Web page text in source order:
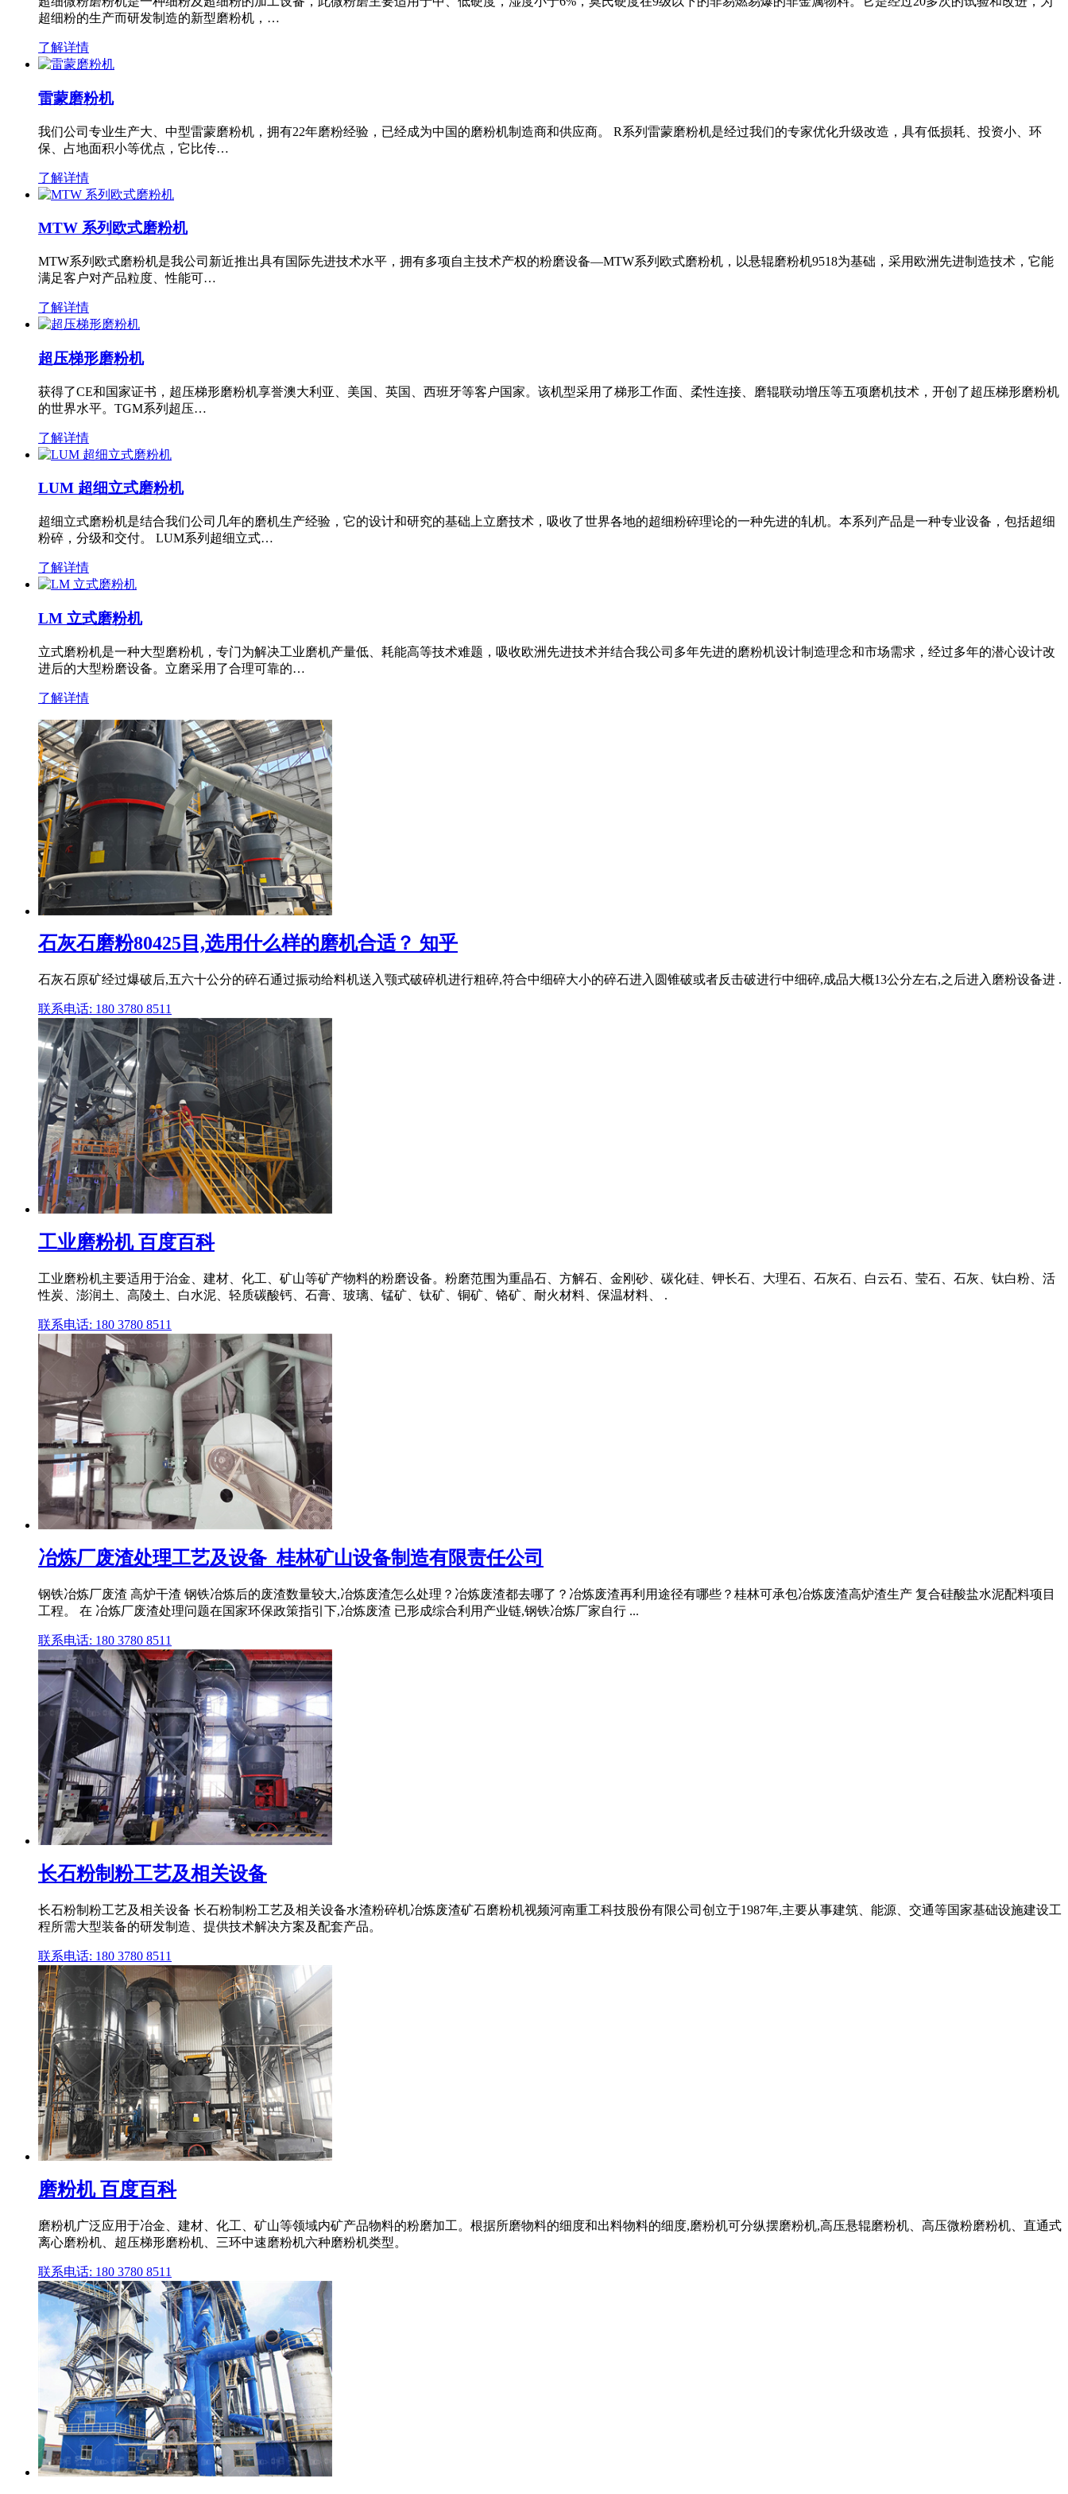
超细粉的生产而研发制造的新型磨粉机，…
了解详情
雷蒙磨粉机
我们公司专业生产大、中型雷蒙磨粉机，拥有22年磨粉经验，已经成为中国的磨粉机制造商和供应商。 R系列雷蒙磨粉机是经过我们的专家优化升级改造，具有低损耗、投资小、环
保、占地面积小等优点，它比传…
了解详情
MTW 系列欧式磨粉机
MTW系列欧式磨粉机是我公司新近推出具有国际先进技术水平，拥有多项自主技术产权的粉磨设备—MTW系列欧式磨粉机，以悬辊磨粉机9518为基础，采用欧洲先进制造技术，它能
满足客户对产品粒度、性能可…
了解详情
超压梯形磨粉机
获得了CE和国家证书，超压梯形磨粉机享誉澳大利亚、美国、英国、西班牙等客户国家。该机型采用了梯形工作面、柔性连接、磨辊联动增压等五项磨机技术，开创了超压梯形磨粉机
的世界水平。TGM系列超压…
了解详情
LUM 超细立式磨粉机
超细立式磨粉机是结合我们公司几年的磨机生产经验，它的设计和研究的基础上立磨技术，吸收了世界各地的超细粉碎理论的一种先进的轧机。本系列产品是一种专业设备，包括超细
粉碎，分级和交付。 LUM系列超细立式…
了解详情
LM 立式磨粉机
立式磨粉机是一种大型磨粉机，专门为解决工业磨机产量低、耗能高等技术难题，吸收欧洲先进技术并结合我公司多年先进的磨粉机设计制造理念和市场需求，经过多年的潜心设计改
进后的大型粉磨设备。立磨采用了合理可靠的…
了解详情
石灰石磨粉80425目,选用什么样的磨机合适？ 知乎
石灰石原矿经过爆破后,五六十公分的碎石通过振动给料机送入颚式破碎机进行粗碎,符合中细碎大小的碎石进入圆锥破或者反击破进行中细碎,成品大概13公分左右,之后进入磨粉设备进 .
联系电话: 180 3780 8511
工业磨粉机 百度百科
工业磨粉机主要适用于治金、建材、化工、矿山等矿产物料的粉磨设备。粉磨范围为重晶石、方解石、金刚砂、碳化硅、钾长石、大理石、石灰石、白云石、莹石、石灰、钛白粉、活
性炭、澎润土、高陵土、白水泥、轻质碳酸钙、石膏、玻璃、锰矿、钛矿、铜矿、铬矿、耐火材料、保温材料、 .
联系电话: 180 3780 8511
冶炼厂废渣处理工艺及设备_桂林矿山设备制造有限责任公司
钢铁冶炼厂废渣 高炉干渣 钢铁冶炼后的废渣数量较大,冶炼废渣怎么处理？冶炼废渣都去哪了？冶炼废渣再利用途径有哪些？桂林可承包冶炼废渣高炉渣生产 复合硅酸盐水泥配料项目
工程。 在 冶炼厂废渣处理问题在国家环保政策指引下,冶炼废渣 已形成综合利用产业链,钢铁冶炼厂家自行 ...
联系电话: 180 3780 8511
长石粉制粉工艺及相关设备
长石粉制粉工艺及相关设备 长石粉制粉工艺及相关设备水渣粉碎机冶炼废渣矿石磨粉机视频河南重工科技股份有限公司创立于1987年,主要从事建筑、能源、交通等国家基础设施建设工
程所需大型装备的研发制造、提供技术解决方案及配套产品。
联系电话: 180 3780 8511
磨粉机 百度百科
磨粉机广泛应用于冶金、建材、化工、矿山等领域内矿产品物料的粉磨加工。根据所磨物料的细度和出料物料的细度,磨粉机可分纵摆磨粉机,高压悬辊磨粉机、高压微粉磨粉机、直通式
离心磨粉机、超压梯形磨粉机、三环中速磨粉机六种磨粉机类型。
联系电话: 180 3780 8511